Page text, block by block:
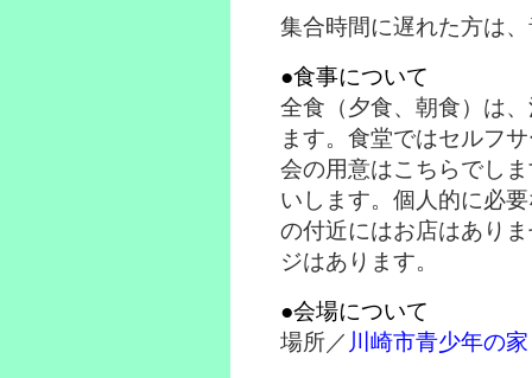
集合時間に遅れた方は
●食事について
全食（夕食、朝食）は
ます。食堂ではセルフ
会の用意はこちらでし
いします。個人的に必
の付近にはお店はあり
ジはあります。
●会場について
場所／ 川崎市青少年の家